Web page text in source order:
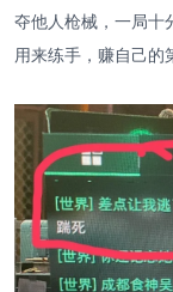
夺他人枪械，一局十
用来练手，赚自己的